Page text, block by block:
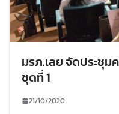
มรภ.เลย จัดประชุ
ชุดที่ 1
21/10/2020